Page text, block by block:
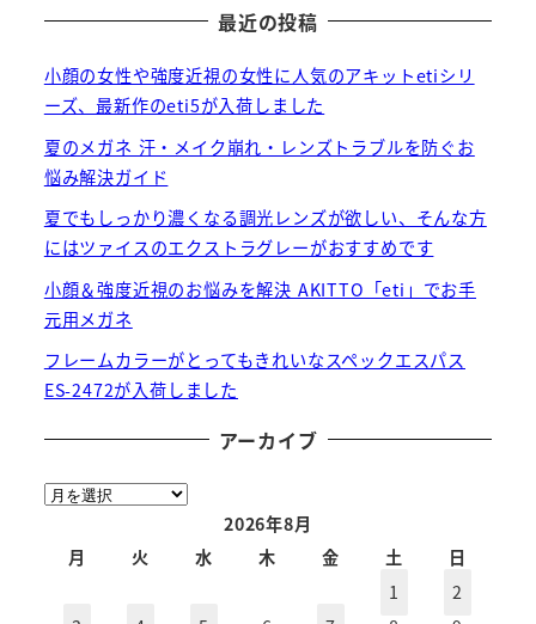
最近の投稿
小顔の女性や強度近視の女性に人気のアキットetiシリ
ーズ、最新作のeti5が入荷しました
夏のメガネ 汗・メイク崩れ・レンズトラブルを防ぐお
悩み解決ガイド
夏でもしっかり濃くなる調光レンズが欲しい、そんな方
にはツァイスのエクストラグレーがおすすめです
小顔＆強度近視のお悩みを解決 AKITTO「eti」でお手
元用メガネ
フレームカラーがとってもきれいなスペックエスパス
ES-2472が入荷しました
アーカイブ
ア
2026年8月
月
火 水 木 金 土
日
1
2